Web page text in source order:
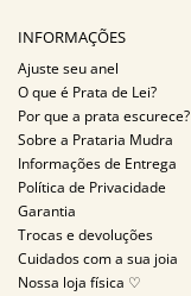
INFORMAÇÕES
Ajuste seu anel
O que é Prata de Lei?
Por que a prata escurece?
Sobre a Prataria Mudra
Informações de Entrega
Política de Privacidade
Garantia
Trocas e devoluções
Cuidados com a sua joia
Nossa loja física ♡